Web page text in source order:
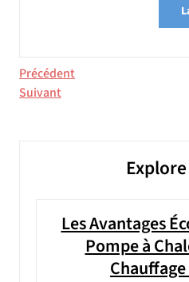
Navigation
de
Article
précédent
Précédent
Article
Suivant
Les Avantages
Pompe à